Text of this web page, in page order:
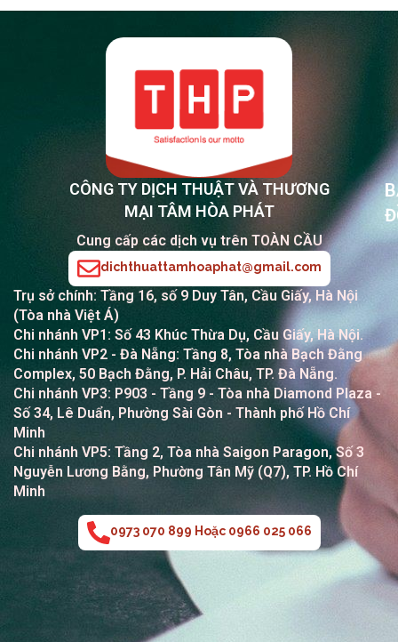
CÔNG TY DỊCH THUẬT VÀ THƯƠNG
MẠI TÂM HÒA PHÁT
Cung cấp các dịch vụ trên TOÀN CẦU
dichthuattamhoaphat@gmail.com
Trụ sở chính: Tầng 16, số 9 Duy Tân, Cầu Giấy, Hà Nội
(Tòa nhà Việt Á)
Chi nhánh VP1: Số 43 Khúc Thừa Dụ, Cầu Giấy, Hà Nội.
Chi nhánh VP2 - Đà Nẵng: Tầng 8, Tòa nhà Bạch Đằng
Complex, 50 Bạch Đằng, P. Hải Châu, TP. Đà Nẵng.
Chi nhánh VP3: P903 - Tầng 9 - Tòa nhà Diamond Plaza -
Số 34, Lê Duẩn, Phường Sài Gòn - Thành phố Hồ Chí
Minh
Chi nhánh VP5: Tầng 2, Tòa nhà Saigon Paragon, Số 3
Nguyễn Lương Bằng, Phường Tân Mỹ (Q7), TP. Hồ Chí
Minh
0973 070 899 Hoặc 0966 025 066